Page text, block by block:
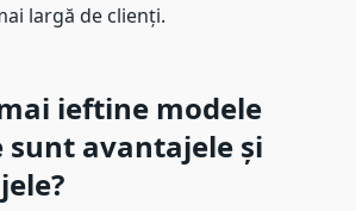
largă de clienți.
ieftine modele
sunt avantajele și